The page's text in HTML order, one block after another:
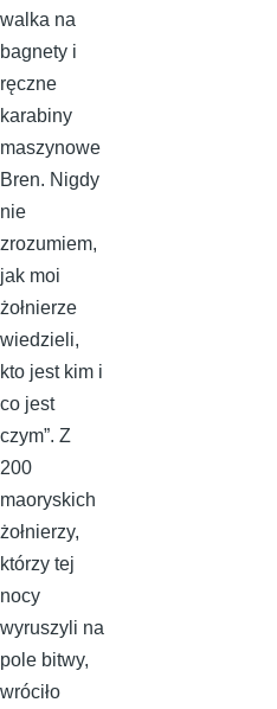
walka na
bagnety i
ręczne
karabiny
maszynowe
Bren. Nigdy
nie
zrozumiem,
jak moi
żołnierze
wiedzieli,
kto jest kim i
co jest
czym”. Z
200
maoryskich
żołnierzy,
którzy tej
nocy
wyruszyli na
pole bitwy,
wróciło